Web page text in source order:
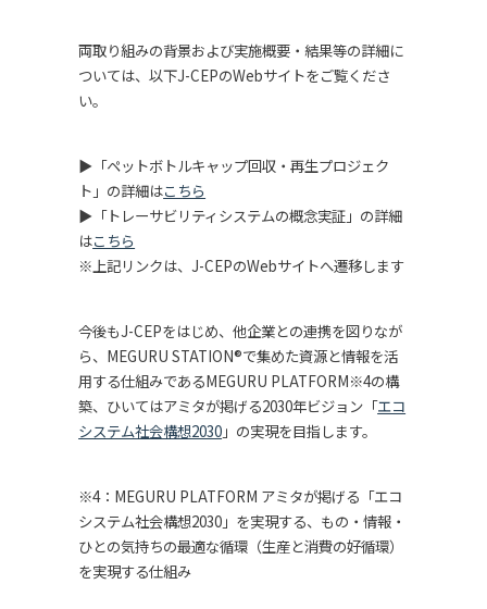
両取り組みの背景および実施概要・結果等の詳細に
ついては、以下J-CEPのWebサイトをご覧くださ
い。
▶「ペットボトルキャップ回収・再生プロジェク
ト」の詳細はこちら
▶「トレーサビリティシステムの概念実証」の詳細
はこちら
※上記リンクは、J-CEPのWebサイトへ遷移します
今後もJ-CEPをはじめ、他企業との連携を図りなが
ら、MEGURU STATION®で集めた資源と情報を活
用する仕組みであるMEGURU PLATFORM※4の構
築、ひいてはアミタが掲げる2030年ビジョン「エコ
システム社会構想2030 」の実現を目指します。
※4：MEGURU PLATFORM アミタが掲げる「エコ
システム社会構想2030 」を実現する、もの・情報・
ひとの気持ちの最適な循環（生産と消費の好循環）
を実現する仕組み